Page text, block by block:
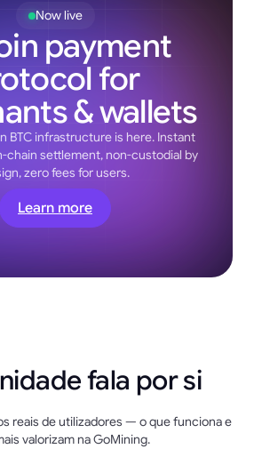
Now live
payment
for
& wallets
BTC infrastructure is here. Instant
chain settlement, non-custodial by
zero fees for users.
Learn more
fala por si
reais de utilizadores — o que funciona e
valorizam na GoMining.